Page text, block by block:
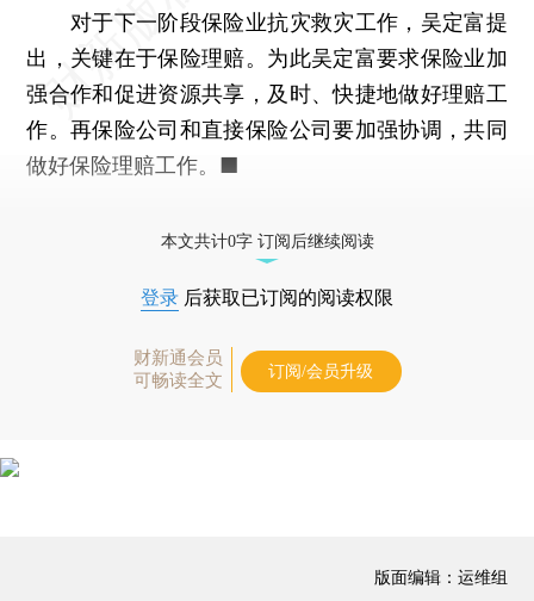
对于下一阶段保险业抗灾救灾工作，吴定富提
出，关键在于保险理赔。为此吴定富要求保险业加
强合作和促进资源共享，及时、快捷地做好理赔工
作。再保险公司和直接保险公司要加强协调，共同
做好保险理赔工作。■
本文共计0字 订阅后继续阅读
登录 后获取已订阅的阅读权限
财新通会员
可畅读全文
订阅/会员升级
版面编辑：运维组